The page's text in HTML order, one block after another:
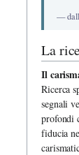
—
La
Il
Ricerca
segnali
profondi
fiducia